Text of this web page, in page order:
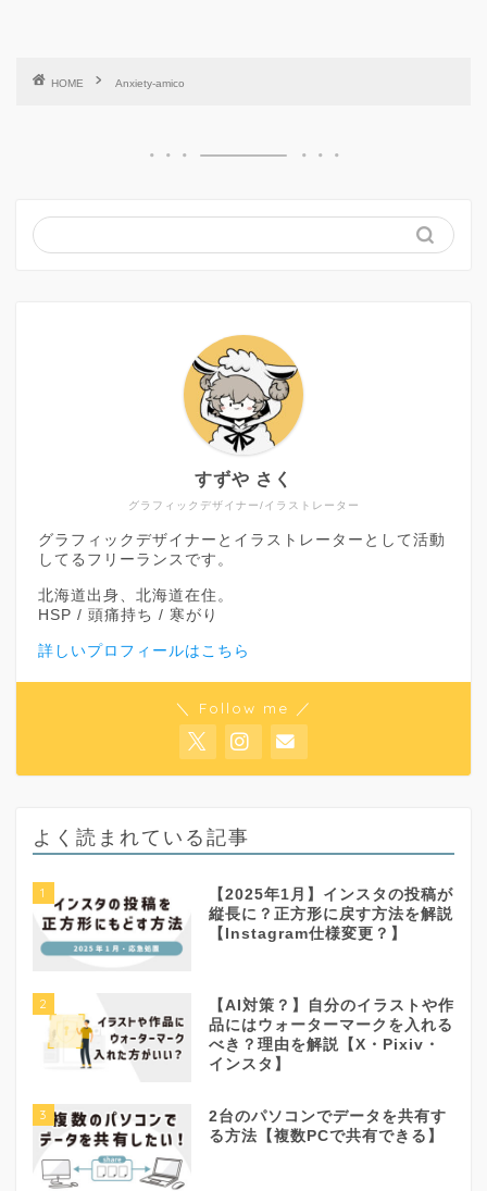
HOME Anxiety-amico
グラフィックデザイナー/イラストレーター
すずや さく
グラフィックデザイナーとイラストレーターとして活動
してるフリーランスです。
北海道出身、北海道在住。
HSP / 頭痛持ち / 寒がり
詳しいプロフィールはこちら
＼ Follow me ／
よく読まれている記事
1
【2025年1月】インスタの投稿が
縦長に？正方形に戻す方法を解説
【Instagram仕様変更？】
2
【AI対策？】自分のイラストや作
品にはウォーターマークを入れる
べき？理由を解説【X・Pixiv・
インスタ】
3
2台のパソコンでデータを共有す
る方法【複数PCで共有できる】